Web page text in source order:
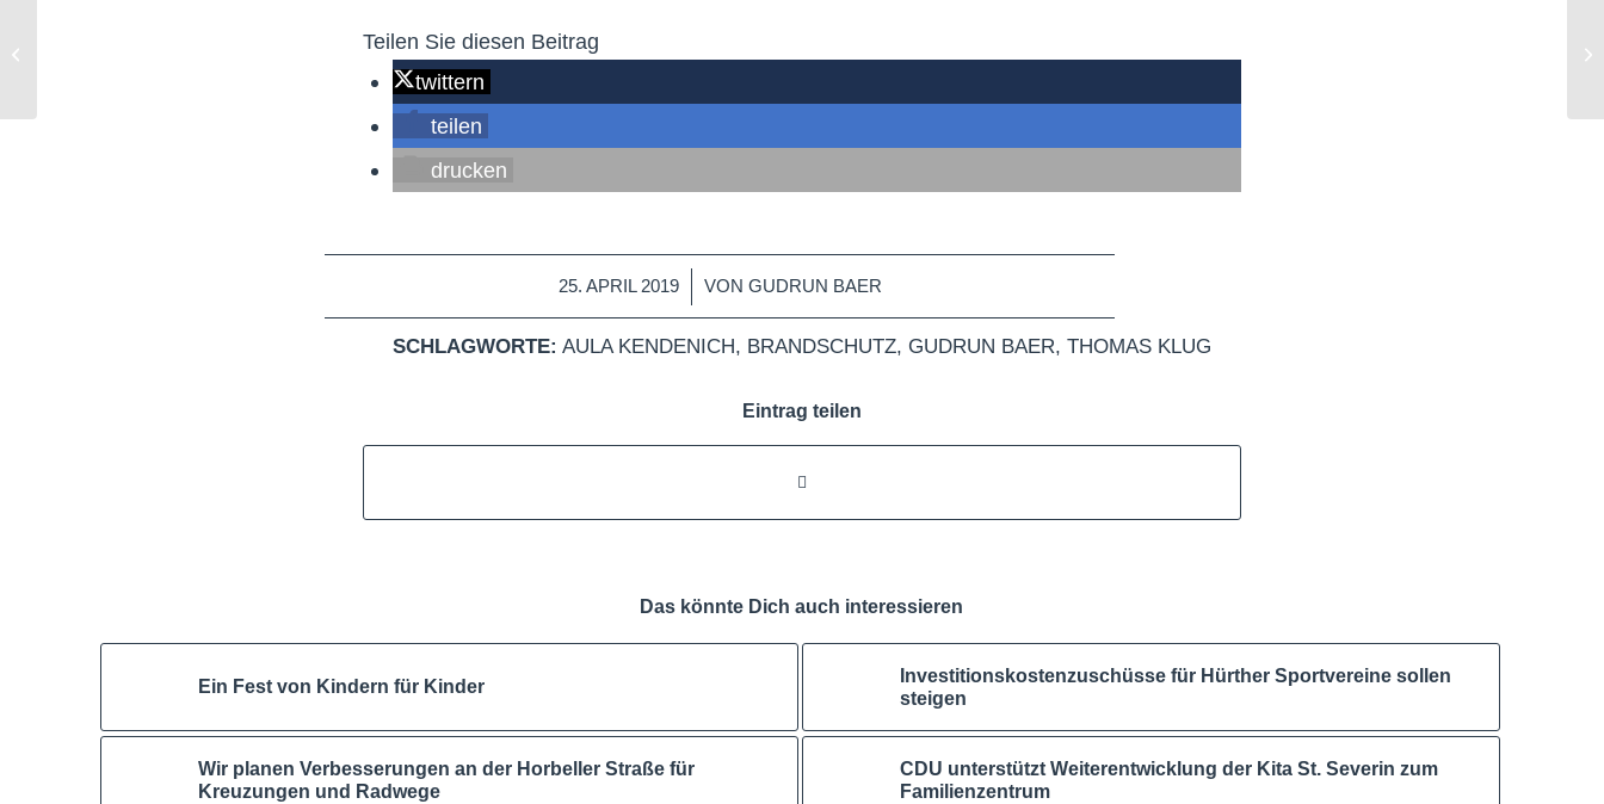
Teilen Sie diesen Beitrag
twittern
teilen
drucken
25. APRIL 2019
/ VON GUDRUN BAER
SCHLAGWORTE: AULA KENDENICH, BRANDSCHUTZ, GUDRUN BAER, THOMAS KLUG
Eintrag teilen
Das könnte Dich auch interessieren
Ein Fest von Kindern für Kinder
Investitionskostenzuschüsse für Hürther Sportvereine sollen
steigen
Wir planen Verbesserungen an der Horbeller Straße für
Kreuzungen und Radwege
CDU unterstützt Weiterentwicklung der Kita St. Severin zum
Familienzentrum